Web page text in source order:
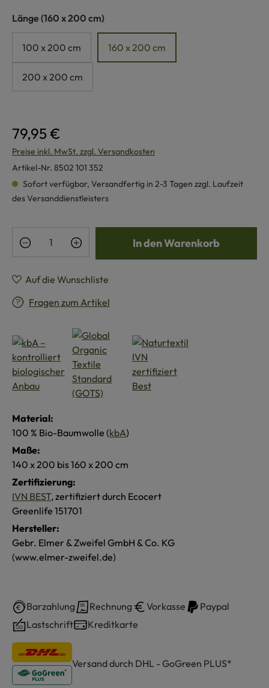
Länge auswählen
(160 x 200 cm)
100 x 200 cm 160 x 200 cm
200 x 200 cm
79,95 €
Preise inkl. MwSt. zzgl. Versandkosten
Artikel-Nr. 8502 101 352
Sofort verfügbar, Versandfertig in 2-3 Tagen zzgl. Laufzeit
des Versanddienstleisters
Produkt Anzahl: Gib den gewünschten
In den Warenkorb
Auf die Wunschliste
Fragen zum Artikel
Material:
100 % Bio-Baumwolle (kbA)
Maße:
140 x 200 bis 160 x 200 cm
Zertifizierung:
IVN BEST, zertifiziert durch Ecocert
Greenlife 151701
Hersteller:
Gebr. Elmer & Zweifel GmbH & Co. KG
(www.elmer-zweifel.de)
Barzahlung Rechnung Vorkasse
Paypal
Lastschrift
Kreditkarte
Versand durch DHL - GoGreen PLUS*